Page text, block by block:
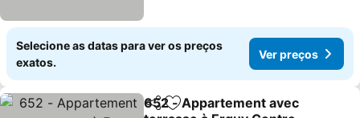
Selecione as datas para ver os preços
exatos.
Ver preços
PartilharAdicionar aos favoritos
652 - Appartement avec